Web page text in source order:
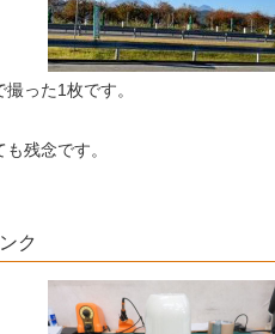
った1枚です。
残念です。
ク